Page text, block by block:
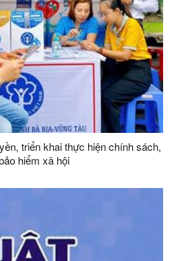
triển khai thực hiện chính sách,
hiểm xã hội